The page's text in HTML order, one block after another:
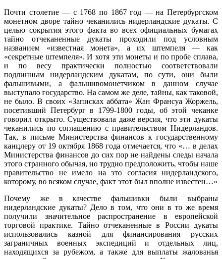
Почти столетие — с 1768 по 1867 год — на Петербургском
монетном дворе тайно чеканились нидерландские дукаты. С
целью сокрытия этого факта во всех официальных бумагах
тайно отчеканенные дукаты проходили под условным
названием «известная монета», а их штемпеля — как
«секретные штемпеля». И хотя эти монеты и по пробе сплава,
и по весу практически полностью соответствовали
подлинным нидерландским дукатам, по сути, они были
фальшивыми, а фальшивомонетчиком в данном случае
выступало государство. На самом же деле, тайны, как таковой,
не было. В своих «Записках аббата» Жан Франсуа Жоржель,
посетивший Петербург в 1799-1800 годы, об этой чеканке
говорил открыто. Существовала даже версия, что эти дукаты
чеканились по соглашению с правительством Нидерландов.
Так, в письме Министерства финансов к государственному
канцлеру от 19 октября 1868 года отмечается, что «… в делах
Министерства финансов до сих пор не найдены следы начала
этого странного обычая, но трудно предположить, чтобы наше
правительство не имело на это согласия нидерландского,
которому, во всяком случае, факт этот был вполне известен…»
Почему же в качестве фальшивки были выбраны
нидерландские дукаты? Дело в том, что они в то же время
получили значительное распространение в европейской
торговой практике. Тайно отчеканенные в России дукаты
использовались казной для финансирования русских
заграничных военных экспедиций и отдельных лиц,
находящихся за рубежом, а также для выплаты жалованья